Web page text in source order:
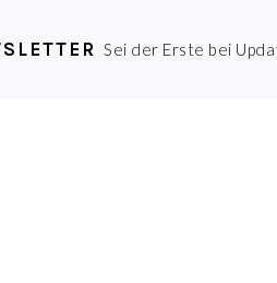
Sei der Erste bei